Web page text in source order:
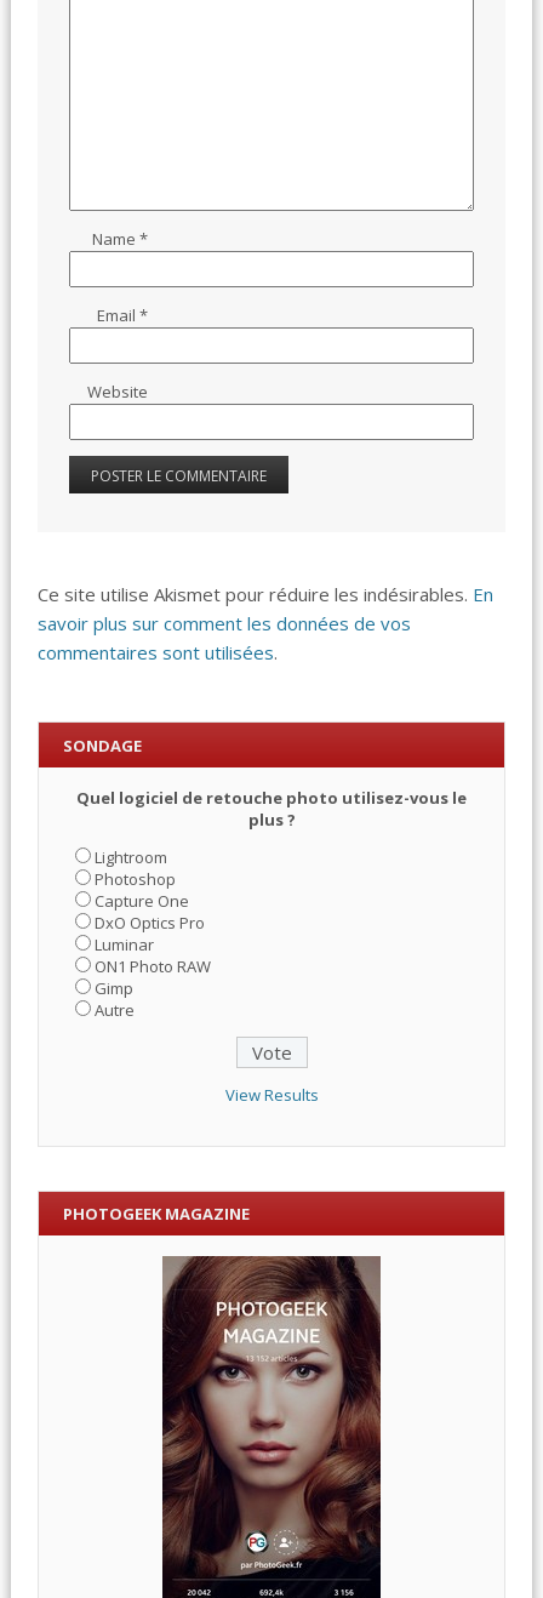
Name*
Email*
Website
Ce site utilise Akismet pour réduire les indésirables. En
savoir plus sur comment les données de vos
commentaires sont utilisées.
SONDAGE
Quel logiciel de retouche photo utilisez-vous le
plus ?
Lightroom
Photoshop
Capture One
DxO Optics Pro
Luminar
ON1 Photo RAW
Gimp
Autre
View Results
PHOTOGEEK MAGAZINE